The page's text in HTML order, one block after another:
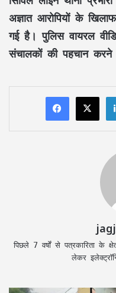
अज्ञात आरोपियों के
गई है। पुलिस वायरल
संचालकों की पहचान
पिछले 7 वर्षों से पत्रकारिता के
लेकर